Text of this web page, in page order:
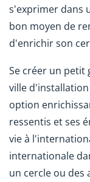
s'exprimer dans
bon moyen de
d'enrichir son
Se créer un petit
ville
option
ressentis et ses
vie à
internationale
un cercle ou des